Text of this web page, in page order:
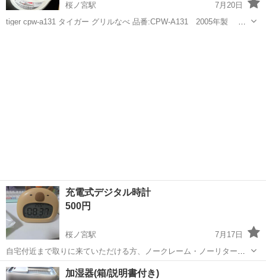
桜ノ宮駅
7月20日
tiger cpw-a131 タイガー グリルなべ 品番:CPW-A131 2005年製 本
充電式デジタル時計
500円
桜ノ宮駅
7月17日
自宅付近まで取りに来ていただける方、ノークレーム・ノーリターン
でお願いします。 受け渡し日時は柔軟に対応できますので、お気軽に
お問い合わせください！
大阪 大阪市 桜ノ宮駅 キッチン家電
加湿器(箱/説明書付き)